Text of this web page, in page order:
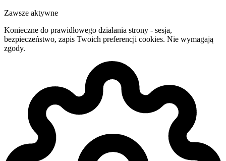
Zawsze aktywne
Konieczne do prawidłowego działania strony - sesja,
bezpieczeństwo, zapis Twoich preferencji cookies. Nie wymagają
zgody.